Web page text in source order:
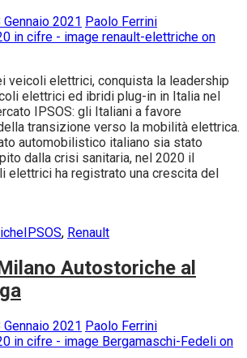
Gennaio 2021 Paolo Ferrini
veicoli elettrici, conquista la leadership
elettrici ed ibridi plug-in in Italia nel
IPSOS: gli Italiani a favore
transizione verso la mobilità elettrica.
automobilistico italiano sia stato
dalla crisi sanitaria, nel 2020 il
elettrici ha registrato una crescita del
IPSOS, Renault
Autostoriche al
Gennaio 2021 Paolo Ferrini